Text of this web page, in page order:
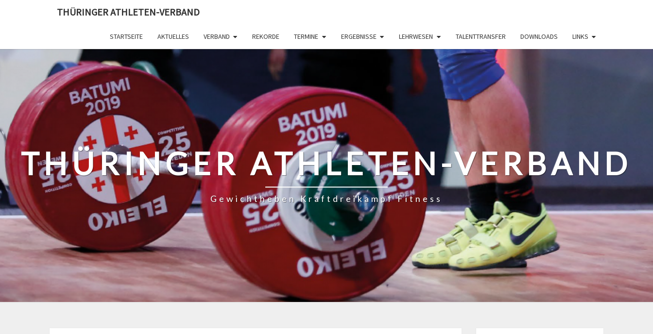
THÜRINGER ATHLETEN-VERBAND
STARTSEITE AKTUELLES VERBAND REKORDE TERMINE ERGEBNISSE LEHRWESEN TALENTTRANSFER DOWNLOADS LINKS
THÜRINGER ATHLETEN-VERBAND
Gewichtheben Kraftdreikampf Fitness